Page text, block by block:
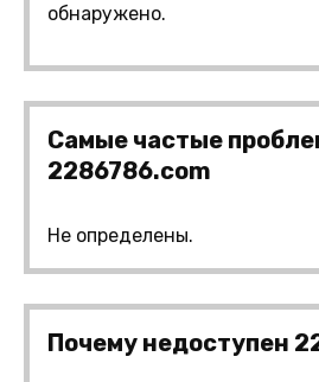
обнаружено.
Самые частые
2286786.com
Не определены.
Почему недоступен